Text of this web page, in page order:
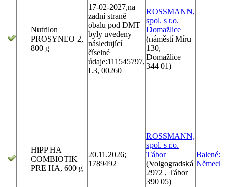
Nutrilon
PROSYNEO 2,
800 g
17-02-2027,na
zadní straně
obalu pod DMT
byly uvedeny
následující
číselné
údaje:111545797,
L3, 00260
ROSSMANN,
spol. s r.o.
Domažlice
(náměstí Míru
130,
Domažlice
344 01)
HiPP HA
COMBIOTIK
PRE HA, 600 g
20.11.2026;
1789492
ROSSMANN,
spol. s r.o.
Tábor
(Volgogradská
2972 , Tábor
390 05)
Balené:
Německo